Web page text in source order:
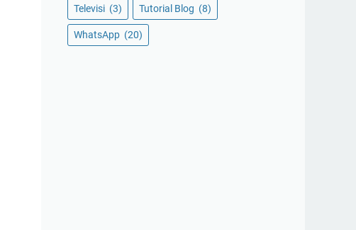
Televisi (3) Tutorial Blog (8)
WhatsApp (20)